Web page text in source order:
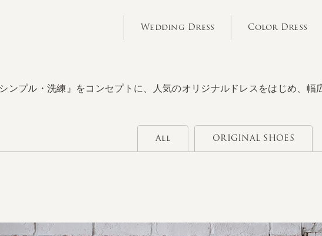
Wedding Dress Color Dress
ンプル・洗練』をコンセプトに、人気のオリジナルドレスをはじめ、幅
All ORIGINAL SHOES